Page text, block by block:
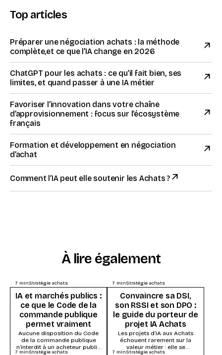
Top articles
Préparer une négociation achats : la méthode
complète,et ce que l’IA change en 2026
ChatGPT pour les achats : ce qu’il fait bien, ses
limites, et quand passer à une IA métier
Favoriser l’innovation dans votre chaîne
d’approvisionnement : focus sur l’écosystème
français
Formation et développement en négociation
d’achat
Comment l’IA peut elle soutenir les Achats ?
À lire également
7 minStratégie achats
IA et marchés publics :
ce que le Code de la
commande publique
permet vraiment
Aucune disposition du Code
de la commande publique
n’interdit à un acheteur public
7 minStratégie achats
Convaincre sa DSI,
son RSSI et son DPO :
le guide du porteur de
projet IA Achats
Les projets d’IA aux Achats
échouent rarement sur la
valeur métier : elle se
7 minStratégie achats 7 minStratégie achats